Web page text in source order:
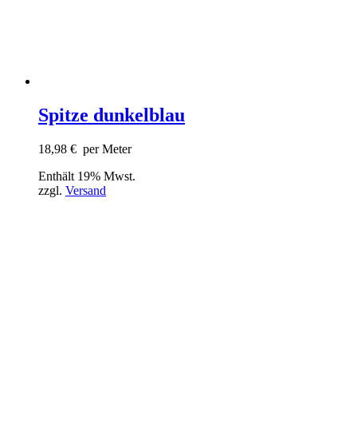
Spitze dunkelblau
18,98 € per Meter
Enthält 19% Mwst.
zzgl. Versand